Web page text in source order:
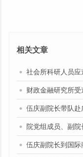
相关文章
伍庆副院长到国